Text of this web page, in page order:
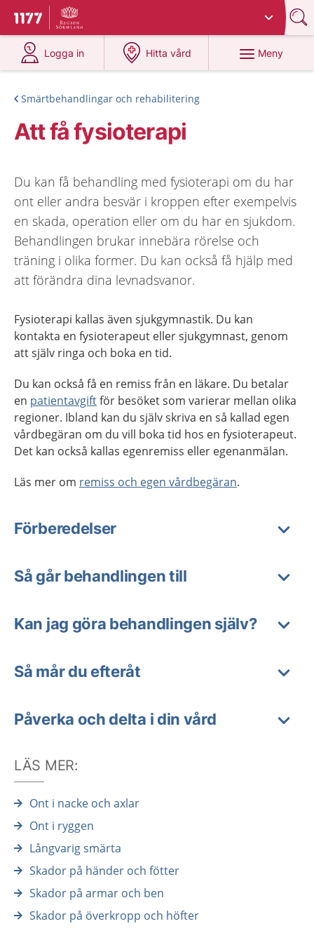
Till startsidan för 1177
Du har valt region
Logga in
på 1177.se
Hitta vård
på 1177.se
Meny
Smärtbehandlingar och rehabilitering
Att få fysioterapi
Du kan få behandling med fysioterapi om du har
ont eller andra besvär i kroppen efter exempelvis
en skada, operation eller om du har en sjukdom.
Behandlingen brukar innebära rörelse och
träning i olika former. Du kan också få hjälp med
att förändra dina levnadsvanor.
Fysioterapi kallas även sjukgymnastik. Du kan
kontakta en fysioterapeut eller sjukgymnast, genom
att själv ringa och boka en tid.
Du kan också få en remiss från en läkare. Du betalar
en patientavgiftför besöket som varierar mellan olika
regioner. Ibland kan du själv skriva en så kallad egen
vårdbegäran om du vill boka tid hos en fysioterapeut.
Det kan också kallas egenremiss eller egenanmälan.
Läs mer om remiss och egen vårdbegäran.
Förberedelser
Så går behandlingen till
Kan jag göra behandlingen själv?
Så mår du efteråt
Påverka och delta i din vård
LÄS MER:
Ont i nacke och axlar
Ont i ryggen
Långvarig smärta
Skador på händer och fötter
Skador på armar och ben
Skador på överkropp och höfter